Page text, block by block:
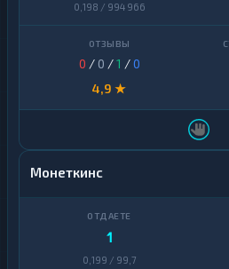
0,198 / 994 966
0 / 0 /1 /0
4,9 ★
Монеткинс
1
0,199 / 99,7